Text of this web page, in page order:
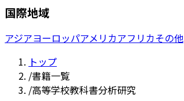
国際地域
アジアヨーロッパアメリカアフリカその他
トップ
/書籍一覧
/高等学校教科書分析研究